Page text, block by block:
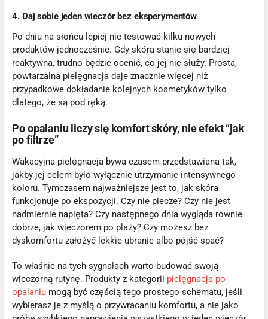
4. Daj sobie jeden wieczór bez eksperymentów
Po dniu na słońcu lepiej nie testować kilku nowych
produktów jednocześnie. Gdy skóra stanie się bardziej
reaktywna, trudno będzie ocenić, co jej nie służy. Prosta,
powtarzalna pielęgnacja daje znacznie więcej niż
przypadkowe dokładanie kolejnych kosmetyków tylko
dlatego, że są pod ręką.
Po opalaniu liczy się komfort skóry, nie efekt “jak
po filtrze”
Wakacyjna pielęgnacja bywa czasem przedstawiana tak,
jakby jej celem było wyłącznie utrzymanie intensywnego
koloru. Tymczasem najważniejsze jest to, jak skóra
funkcjonuje po ekspozycji. Czy nie piecze? Czy nie jest
nadmiernie napięta? Czy następnego dnia wygląda równie
dobrze, jak wieczorem po plaży? Czy możesz bez
dyskomfortu założyć lekkie ubranie albo pójść spać?
To właśnie na tych sygnałach warto budować swoją
wieczorną rutynę. Produkty z kategorii pielęgnacja po
opalaniu mogą być częścią tego prostego schematu, jeśli
wybierasz je z myślą o przywracaniu komfortu, a nie jako